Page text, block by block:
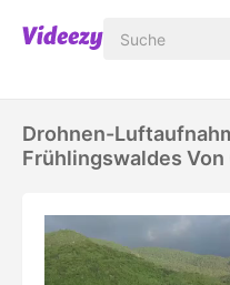
Drohnen-
Frühlingswaldes Von